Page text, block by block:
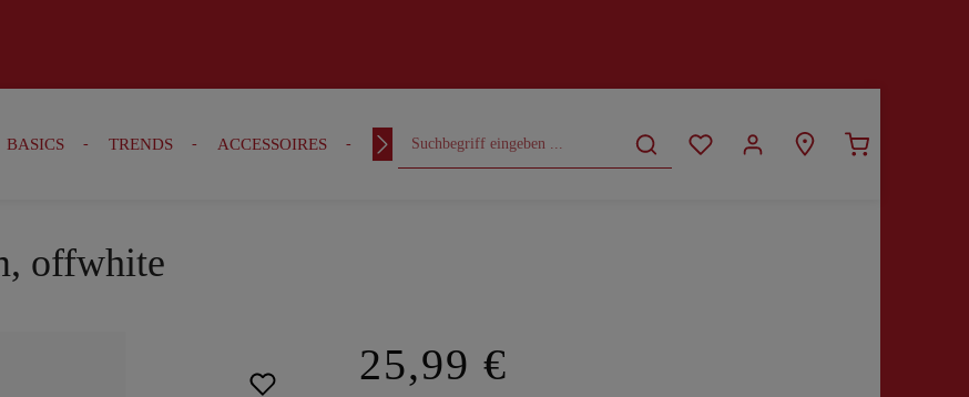
BASICS TRENDS ACCESSOIRES OUTFITS CURVY
offwhite
25,99 €